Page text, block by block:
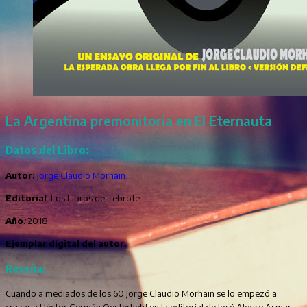
La Argentina premonitoria en El Eternauta
Datos del Libro:
Autor: Jorge Claudio Morhain.
Editorial: Los Libros del rebrote.
Año:2018.
Ejemplar digital del autor.
Reseña:
Cuando a mediados de los 60 Jorge Claudio Morhain se lo empezó a